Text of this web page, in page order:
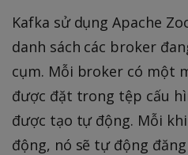
Kafka sử dụng Apache
danh sách các broker
cụm. Mỗi broker có một
được đặt trong tệp cấu
được tạo tự động. Mỗi
động, nó sẽ tự động